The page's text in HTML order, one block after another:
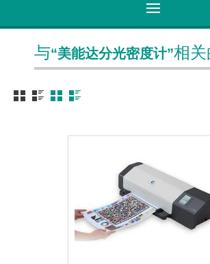
与“美能达分光密度计”相